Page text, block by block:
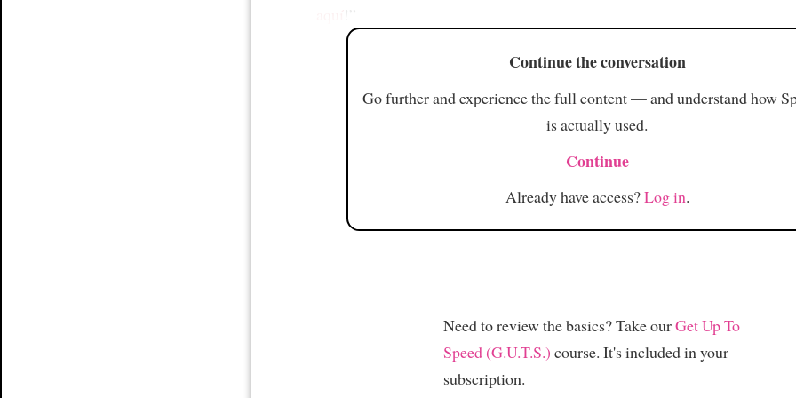
Continue the conversation
Go further and experience the full content — and understand how
is actually used.
Continue
Already have access?Log in.
Need to review the basics? Take ourGet Up To
Speed (G.U.T.S.) course. It's included in your
subscription.